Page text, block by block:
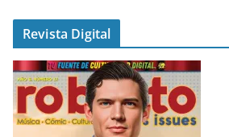
Revista Digital